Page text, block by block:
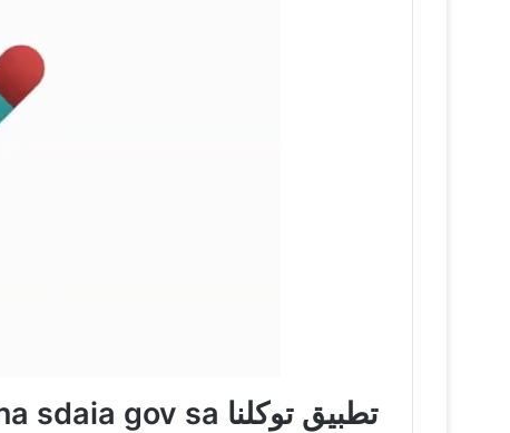
تطبيق توكلنا apk apktawakkaina sdaia gov sa